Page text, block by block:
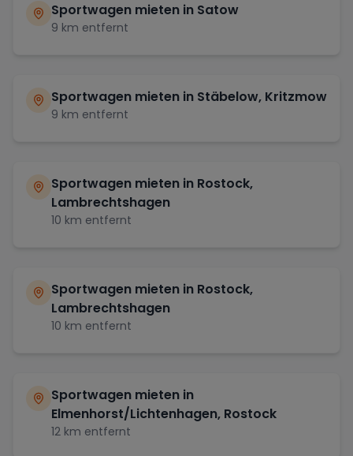
Sportwagen mieten in Satow
9 km entfernt
Sportwagen mieten in Stäbelow, Kritzmow
9 km entfernt
Sportwagen mieten in Rostock,
Lambrechtshagen
10 km entfernt
Sportwagen mieten in Rostock,
Lambrechtshagen
10 km entfernt
Sportwagen mieten in
Elmenhorst/Lichtenhagen, Rostock
12 km entfernt